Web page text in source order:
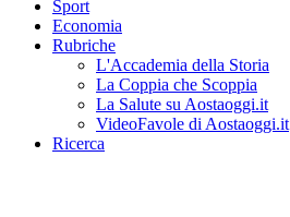
Sport
Economia
Rubriche
L'Accademia della Storia
La Coppia che Scoppia
La Salute su Aostaoggi.it
VideoFavole di Aostaoggi.it
Ricerca